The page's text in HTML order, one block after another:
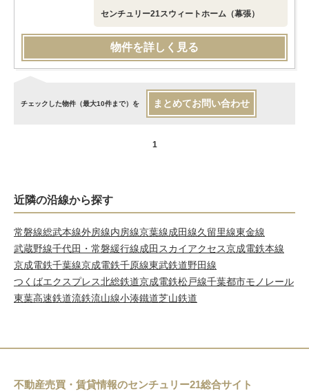
センチュリー21スウィートホーム（幕張）
物件を詳しく見る
チェックした物件（最大10件まで）を まとめてお問い合わせ
1
近隣の沿線から探す
常磐線総武本線外房線内房線京葉線成田線久留里線東金線
武蔵野線千代田・常磐緩行線成田スカイアクセス京成電鉄本線
京成電鉄千葉線京成電鉄千原線東武鉄道野田線
つくばエクスプレス北総鉄道京成電鉄松戸線千葉都市モノレール
東葉高速鉄道流鉄流山線小湊鐵道芝山鉄道
不動産売買・賃貸情報のセンチュリー21総合サイト